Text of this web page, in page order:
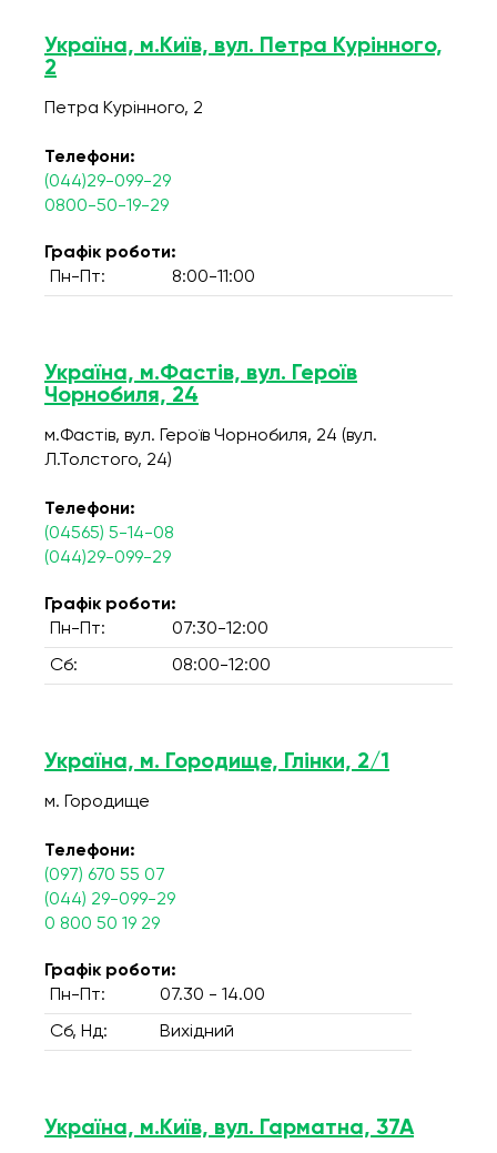
Україна, м.Київ, вул. Петра Курінного,
2
Петра Курінного, 2
Телефони:
(044)29-099-29
0800-50-19-29
Графік роботи:
Пн-Пт:
8:00-11:00
Україна, м.Фастів, вул. Героїв
Чорнобиля, 24
м.Фастів, вул. Героїв Чорнобиля, 24 (вул.
Л.Толстого, 24)
Телефони:
(04565) 5-14-08
(044)29-099-29
Графік роботи:
Пн-Пт:
07:30-12:00
Сб: 08:00-12:00
Україна, м. Городище, Глінки, 2/1
м. Городище
Телефони:
(097) 670 55 07
(044) 29-099-29
0 800 50 19 29
Графік роботи:
Пн-Пт:
07.30 - 14.00
Сб, Нд: Вихідний
Україна, м.Київ, вул. Гарматна, 37А